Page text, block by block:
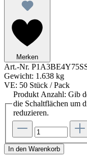
Merken
Art.-Nr.
Gewicht: 1.638 kg
VE: 50 Stück / Pack
Produkt Anzahl: Gib
die Schaltflächen um
reduzieren.
In den Warenkorb